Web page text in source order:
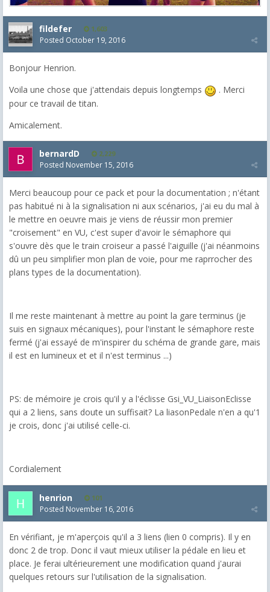
fildefer 1,603
Posted October 19, 2016
Bonjour Henrion.
Voila une chose que j'attendais depuis longtemps
. Merci
pour ce travail de titan.
Amicalement.
bernardD 2,229
Posted November 15, 2016
Merci beaucoup pour ce pack et pour la documentation ; n'étant
pas habitué ni à la signalisation ni aux scénarios, j'ai eu du mal à
le mettre en oeuvre mais je viens de réussir mon premier
"croisement" en VU, c'est super d'avoir le sémaphore qui
s'ouvre dès que le train croiseur a passé l'aiguille (j'ai néanmoins
dû un peu simplifier mon plan de voie, pour me raprrocher des
plans types de la documentation).
Il me reste maintenant à mettre au point la gare terminus (je
suis en signaux mécaniques), pour l'instant le sémaphore reste
fermé (j'ai essayé de m'inspirer du schéma de grande gare, mais
il est en lumineux et et il n'est terminus ...)
PS: de mémoire je crois qu'il y a l'éclisse Gsi_VU_LiaisonEclisse
qui a 2 liens, sans doute un suffisait? La liasonPedale n'en a qu'1
je crois, donc j'ai utilisé celle-ci.
Cordialement
henrion 101
Posted November 16, 2016
En vérifiant, je m'aperçois qu'il a 3 liens (lien 0 compris). Il y en
donc 2 de trop. Donc il vaut mieux utiliser la pédale en lieu et
place. Je ferai ultérieurement une modification quand j'aurai
quelques retours sur l'utilisation de la signalisation.